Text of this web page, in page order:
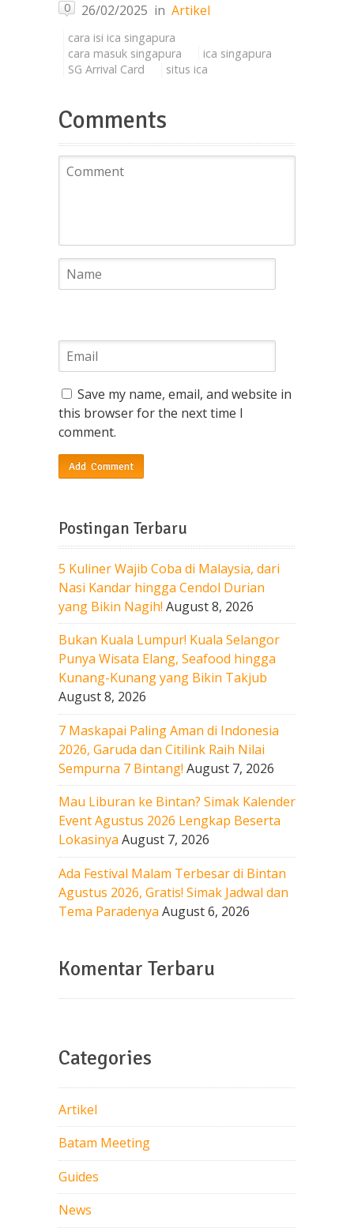
0 26/02/2025 in Artikel
cara isi ica singapura
cara masuk singapura
ica singapura
SG Arrival Card
situs ica
Comments
Save my name, email, and website in
this browser for the next time I
comment.
Postingan Terbaru
5 Kuliner Wajib Coba di Malaysia, dari
Nasi Kandar hingga Cendol Durian
yang Bikin Nagih! August 8, 2026
Bukan Kuala Lumpur! Kuala Selangor
Punya Wisata Elang, Seafood hingga
Kunang-Kunang yang Bikin Takjub
August 8, 2026
7 Maskapai Paling Aman di Indonesia
2026, Garuda dan Citilink Raih Nilai
Sempurna 7 Bintang! August 7, 2026
Mau Liburan ke Bintan? Simak Kalender
Event Agustus 2026 Lengkap Beserta
Lokasinya August 7, 2026
Ada Festival Malam Terbesar di Bintan
Agustus 2026, Gratis! Simak Jadwal dan
Tema Paradenya August 6, 2026
Komentar Terbaru
Categories
Artikel
Batam Meeting
Guides
News